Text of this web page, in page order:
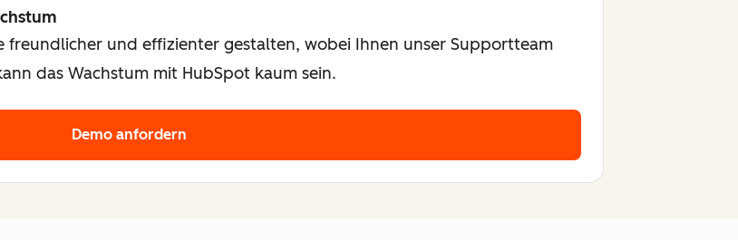
freundlicher und effizienter gestalten, wobei Ihnen unser Supportteam
das Wachstum mit HubSpot kaum sein.
Demo anfordern